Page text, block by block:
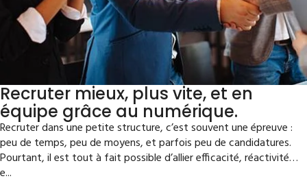
Recruter mieux, plus vite, et en
équipe grâce au numérique.
Recruter dans une petite structure, c’est souvent une épreuve :
peu de temps, peu de moyens, et parfois peu de candidatures.
Pourtant, il est tout à fait possible d’allier efficacité, réactivité…
e...